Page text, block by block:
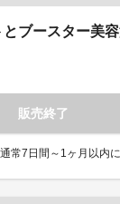
ブースター美
販売終了
常7日間～1ヶ月以内